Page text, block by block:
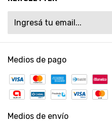
Medios de pago
Medios de envío